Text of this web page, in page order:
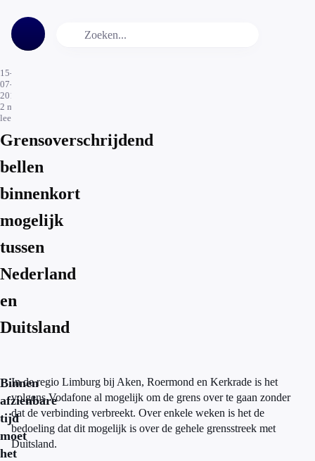
15-
07-
2019
2 min.
leestijd
Grensoverschrijdend
bellen
binnenkort
mogelijk
tussen
Nederland
en
Duitsland
Binnen
afzienbare
tijd
moet
het
In de regio Limburg bij Aken, Roermond en Kerkrade is het
volgens Vodafone al mogelijk om de grens over te gaan zonder
dat de verbinding verbreekt. Over enkele weken is het de
bedoeling dat dit mogelijk is over de gehele grensstreek met
Duitsland.